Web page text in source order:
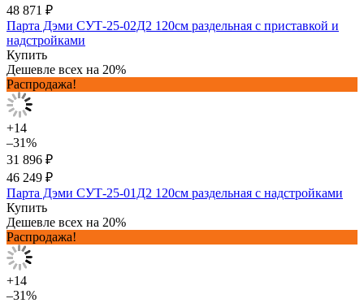
48 871 ₽
Парта Дэми СУТ-25-02Д2 120см раздельная с приставкой и
надстройками
Купить
Дешевле всех на 20%
Распродажа!
+14
–31%
31 896 ₽
46 249 ₽
Парта Дэми СУТ-25-01Д2 120см раздельная с надстройками
Купить
Дешевле всех на 20%
Распродажа!
+14
–31%